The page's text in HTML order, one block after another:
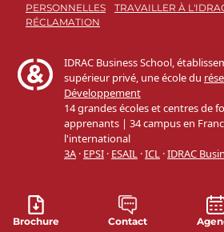
Brochure Contact
PERSONNELLES
TRAVAILLER À
RÉCLAMATION